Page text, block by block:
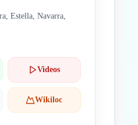
Estella, Navarra,
Videos
Wikiloc